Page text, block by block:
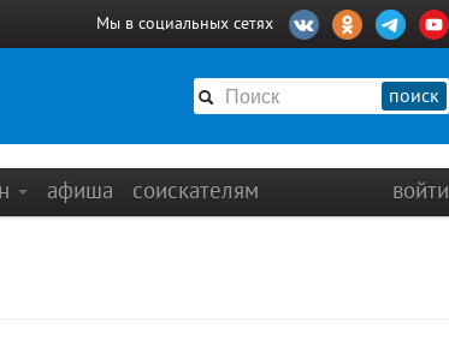
Мы в социальных сетях
поиск
афиша соискателям войти